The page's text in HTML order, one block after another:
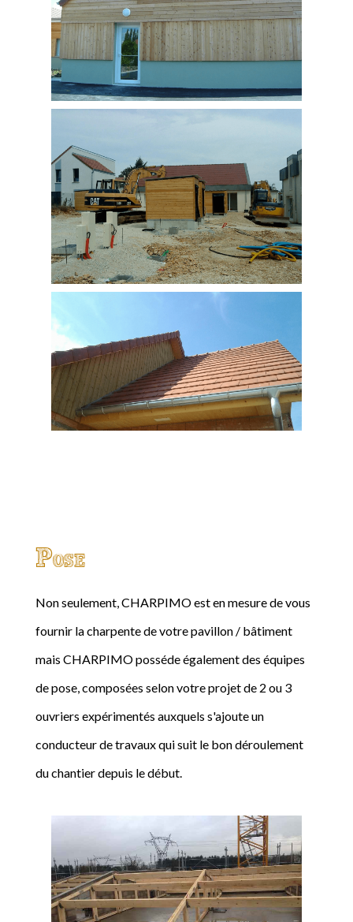
Pose
Non seulement, CHARPIMO est en mesure de vous
fournir la charpente de votre pavillon / bâtiment
mais CHARPIMO posséde également des équipes
de pose, composées selon votre projet de 2 ou 3
ouvriers expérimentés auxquels s'ajoute un
conducteur de travaux qui suit le bon déroulement
du chantier depuis le début.